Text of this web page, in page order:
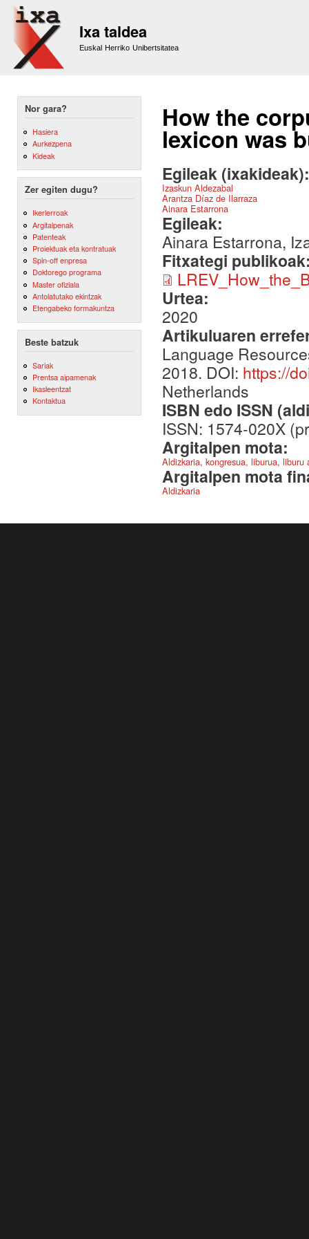
Ixa taldea
Euskal Herriko Unibertsitatea
Nor gara?
Hasiera
Aurkezpena
Kideak
Zer egiten dugu?
Ikerlerroak
Argitalpenak
Patenteak
Proiektuak eta kontratuak
Spin-off enpresa
Doktorego programa
Master ofiziala
Antolatutako ekintzak
Etengabeko formakuntza
Beste batzuk
Sariak
Prentsa aipamenak
Ikasleentzat
Kontaktua
How the
lexicon was
Egileak
Izaskun Aldezabal
Arantza Díaz de Ilarraza
Ainara Estarrona
Egileak:
Ainara Estarrona,
Fitxategi
Urtea:
2020
Artikuluaren
Language
2018. DOI: https://
Netherlands
ISBN edo ISSN
ISSN: 1574-020X
Argitalpen mota:
Aldizkaria, kongresua, liburua,
Argitalpen mota
Aldizkaria